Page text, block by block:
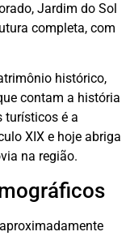
Jardim do Sol
completa, com
histórico,
contam a história
turísticos é a
XIX e hoje abriga
na região.